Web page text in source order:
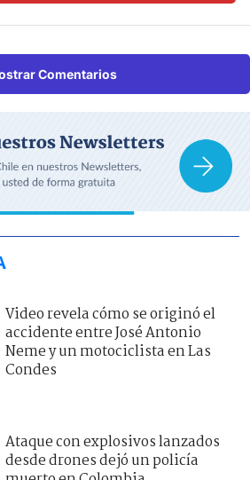
Comentarios
Video revela cómo se originó el
accidente entre José Antonio
Neme y un motociclista en Las
Condes
Ataque con explosivos lanzados
desde drones dejó un policía